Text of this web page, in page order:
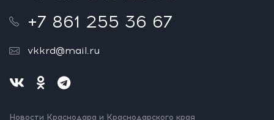
+7 861 255 36 67
vkkrd@mail.ru
Новости Краснодара и Краснодарского края